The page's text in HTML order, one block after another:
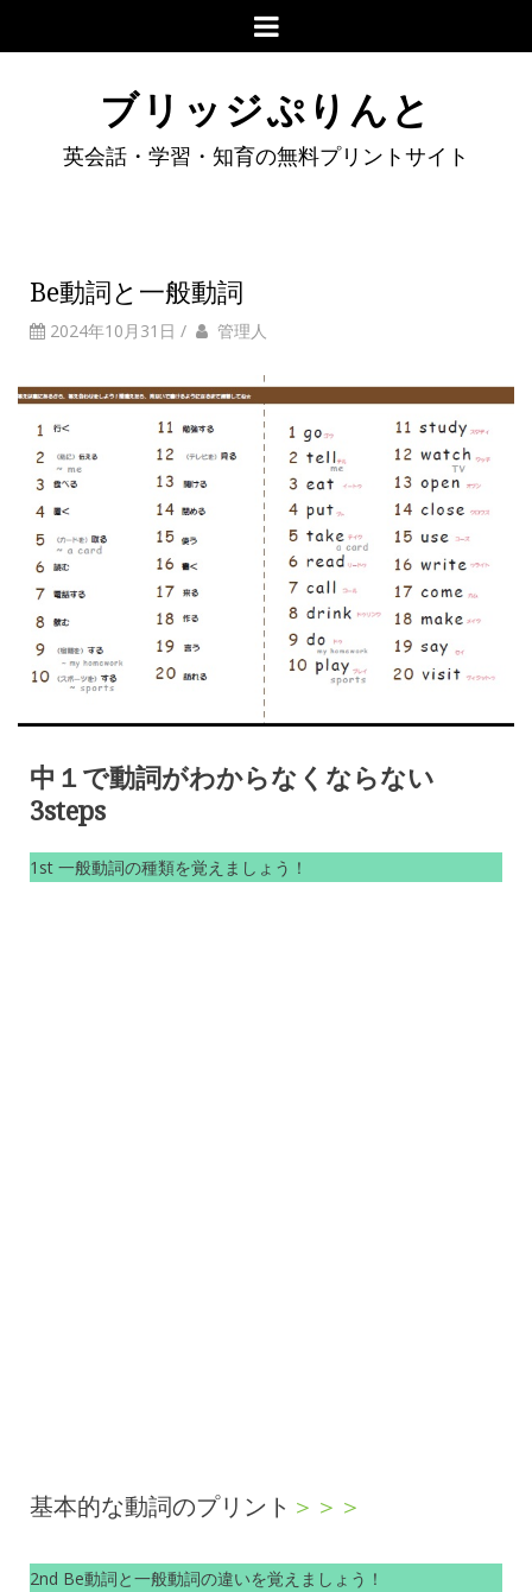
ブリッジぷりんと
英会話・学習・知育の無料プリントサイト
Be動詞と一般動詞
2024年10月31日 / 管理人
中１で動詞がわからなくならない
3steps
1st 一般動詞の種類を覚えましょう！
基本的な動詞のプリント ＞＞＞
2nd Be動詞と一般動詞の違いを覚えましょう！